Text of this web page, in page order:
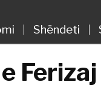
Shëndeti